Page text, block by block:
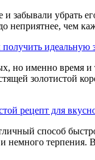
забывали убрать
неприятнее, чем
идеальную
но именно время и
золотистой
рецепт для
способ
терпения.